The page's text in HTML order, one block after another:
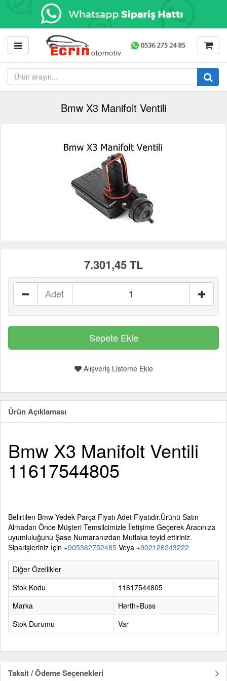
Bmw X3 Manifolt Ventili
7.301,45 TL
Adet
Alışveriş Listeme Ekle
Ürün Açıklaması
Bmw X3 Manifolt Ventili
11617544805
Belirtilen Bmw Yedek Parça Fiyatı Adet Fiyatıdır.Ürünü Satın
Almadan Önce Müşteri Temsilcimizle İletişime Geçerek Aracınıza
uyumluluğunu Şase Numaranızdan Mutlaka teyid ettiriniz.
Siparişleriniz İçin +905362752485 Veya +902126243222
Diğer Özellikler
Stok Kodu
11617544805
Marka
Herth+Buss
Stok Durumu
Var
Taksit / Ödeme Seçenekleri